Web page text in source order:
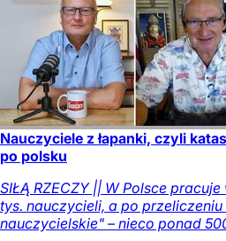
Nauczyciele z łapanki, czyli
po polsku
SIŁĄ RZECZY || W Polsce
tys. nauczycieli, a po przeliczeniu
nauczycielskie" – nieco ponad